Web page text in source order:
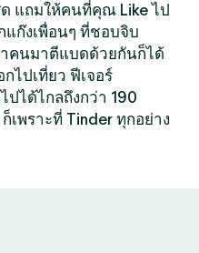
แถมให้คนที่คุณ Like ไป
ก๊งเพื่อนๆ ที่ชอบจิบ
คนมาตีแบดด้วยกันก็ได้
ไปเที่ยว ฟีเจอร์
ปได้ไกลถึงกว่า 190
เพราะที่ Tinder ทุกอย่าง